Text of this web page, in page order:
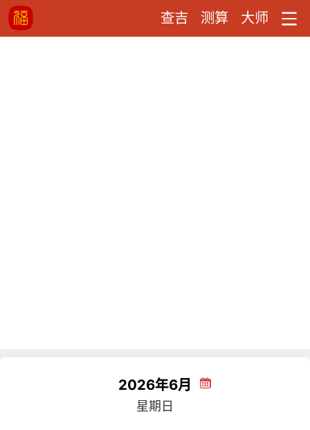
查吉 测算 大师
2026年6月
星期日